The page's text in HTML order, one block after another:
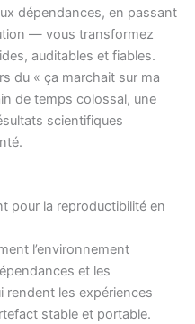
dépendances, en passant
— vous transformez
auditables et fiables.
du « ça marchait sur ma
de temps colossal, une
scientifiques
pour la reproductibilité en
l’environnement
et les
les expériences
stable et portable.